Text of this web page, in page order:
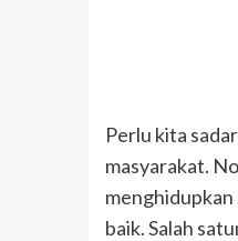
Perlu kita
masyarakat.
menghidupkan
baik. Salah